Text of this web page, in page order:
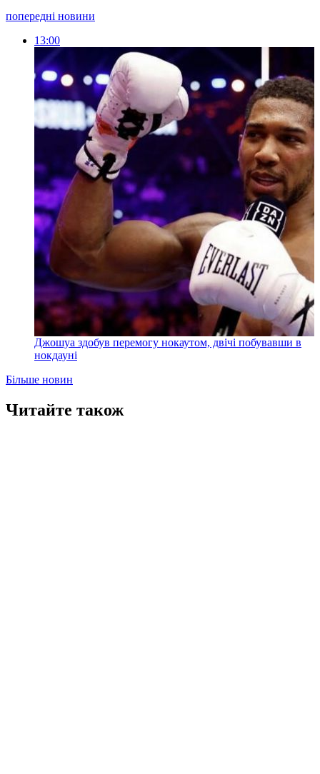
попередні новини
13:00
Джошуа здобув перемогу нокаутом, двічі побувавши в
нокдауні
Більше новин
Читайте також